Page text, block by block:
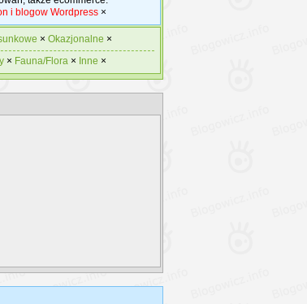
i blogow Wordpress ×
× Okazjonalne ×
× Fauna/Flora × Inne ×